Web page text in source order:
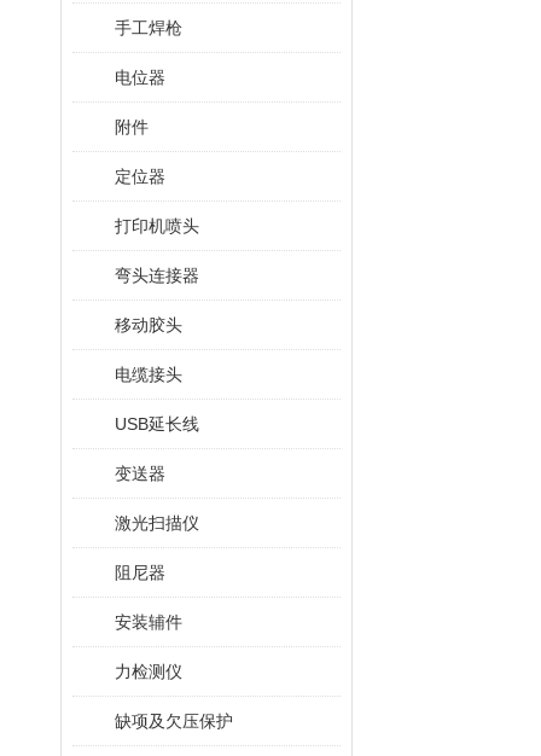
手工焊枪
电位器
附件
定位器
打印机喷头
弯头连接器
移动胶头
电缆接头
USB延长线
变送器
激光扫描仪
阻尼器
安装辅件
力检测仪
缺项及欠压保护